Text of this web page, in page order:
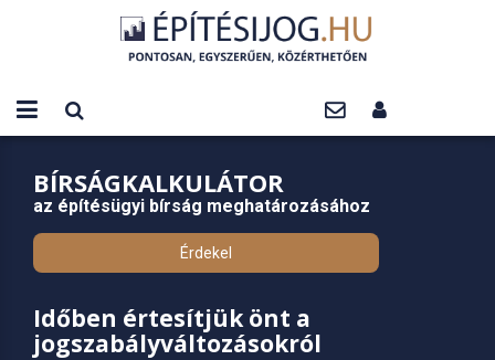
BÍRSÁGKALKULÁTOR
az építésügyi bírság meghatározásához
Érdekel
Időben értesítjük önt a
jogszabályváltozásokról